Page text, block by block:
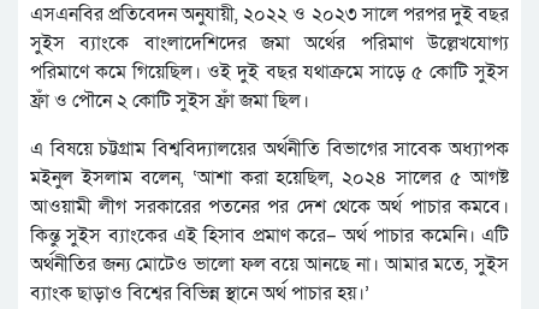
এসএনবির প্রতিবেদন অনুযায়ী, ২০২২ ও ২০২৩ সালে পরপর দুই বছর
সুইস ব্যাংকে বাংলাদেশিদের জমা অর্থের পরিমাণ উল্লেখযোগ্য
পরিমাণে কমে গিয়েছিল। ওই দুই বছর যথাক্রমে সাড়ে ৫ কোটি সুইস
ফ্রাঁ ও পৌনে ২ কোটি সুইস ফ্রাঁ জমা ছিল।
এ বিষয়ে চট্টগ্রাম বিশ্ববিদ্যালয়ের অর্থনীতি বিভাগের সাবেক অধ্যাপক
মইনুল ইসলাম বলেন, ‘আশা করা হয়েছিল, ২০২৪ সালের ৫ আগষ্ট
আওয়ামী লীগ সরকারের পতনের পর দেশ থেকে অর্থ পাচার কমবে।
কিন্তু সুইস ব্যাংকের এই হিসাব প্রমাণ করে– অর্থ পাচার কমেনি। এটি
অর্থনীতির জন্য মোটেও ভালো ফল বয়ে আনছে না। আমার মতে, সুইস
ব্যাংক ছাড়াও বিশ্বের বিভিন্ন স্থানে অর্থ পাচার হয়।’